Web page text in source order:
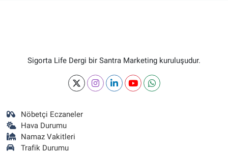
Sigorta Life Dergi bir Santra Marketing kuruluşudur.
Nöbetçi Eczaneler
Hava Durumu
Namaz Vakitleri
Trafik Durumu